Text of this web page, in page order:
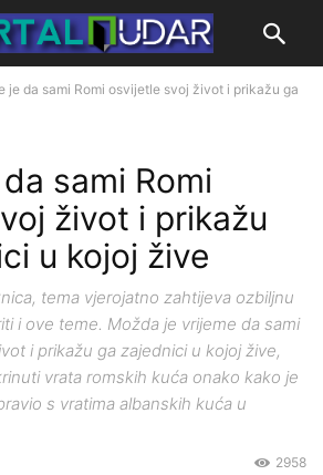
je da sami Romi osvijetle svoj život i prikažu ga
sami Romi
život i prikažu
u kojoj žive
tema vjerojatno zahtijeva ozbiljnu
i ove teme. Možda je vrijeme da sami
i prikažu ga zajednici u kojoj žive,
vrata romskih kuća onako kako je
s vratima albanskih kuća u
2958